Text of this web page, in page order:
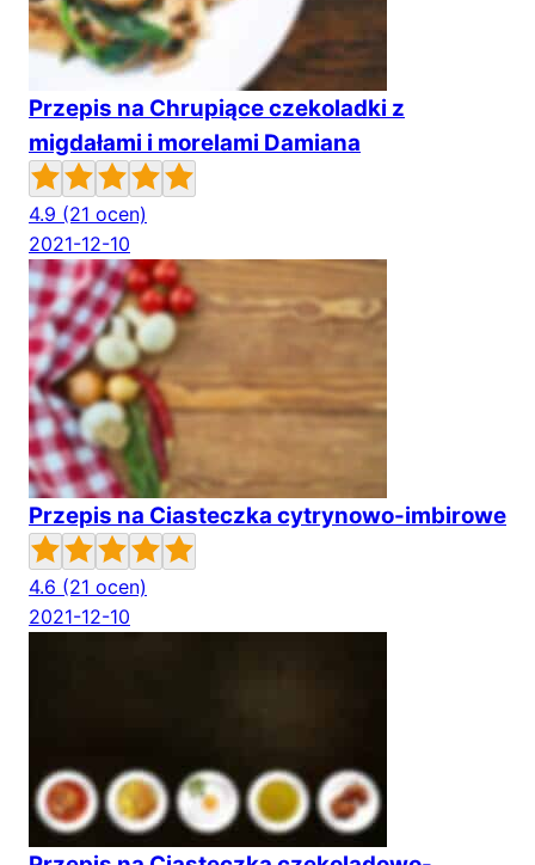
Przepis na Chrupiące czekoladki z
migdałami i morelami Damiana
4.9 (21 ocen)
2021-12-10
Przepis na Ciasteczka cytrynowo-imbirowe
4.6 (21 ocen)
2021-12-10